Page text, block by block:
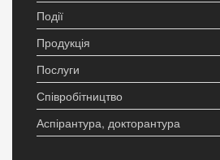
Події
Продукція
Послуги
Співробітництво
Аспірантура, докторантура